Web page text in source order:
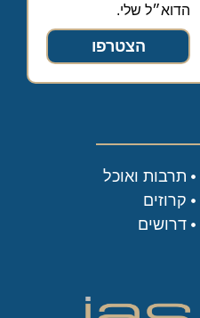
הדוא״ל שלי.
הצטרפו
תרבות ואוכל
קרוזים
דרושים